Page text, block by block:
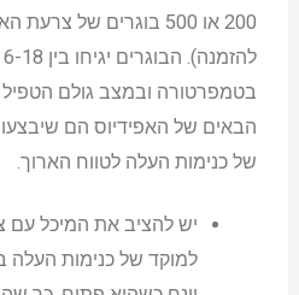
200 או 500 בוגרים של
בטמפרטורה ובמצב גולם
הבאים של האפידיוס הם
של כנימות העלה לטווח הארוך.
יש להציב את המיכל עם
למוקד של כנימות העלה